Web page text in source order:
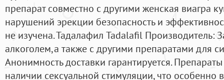
препарат совместно с другими женская виагра
нарушений эрекции безопасность и
не изучена. Тадалафил Tadalafil Производитель:
алкоголем,а также с другими препаратами для
Анонимность доставки гарантируется.
наличии сексуальной стимуляции, что особенно